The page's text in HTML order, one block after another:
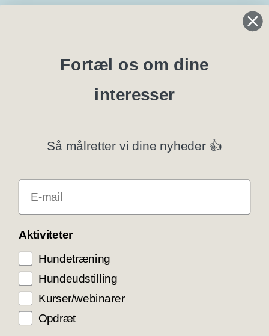
Vi bruger cookies til teknisk funktionalitet samt
trafikmåling for at optimere vores hjemmeside og
levere den bedst mulige service og
brugeroplevelse. Ved at trykke ”Accepter alle”
giver du samtykke til disse formål.
Blanketter
Privatlivspolitik
Klubsystemer
Få rabat som DKK medlem
Fortæl os om dine
interesser
Så målretter vi dine nyheder 👍
E-mail
Aktiviteter
Hundetræning
Hundeudstilling
Kurser/webinarer
Opdræt